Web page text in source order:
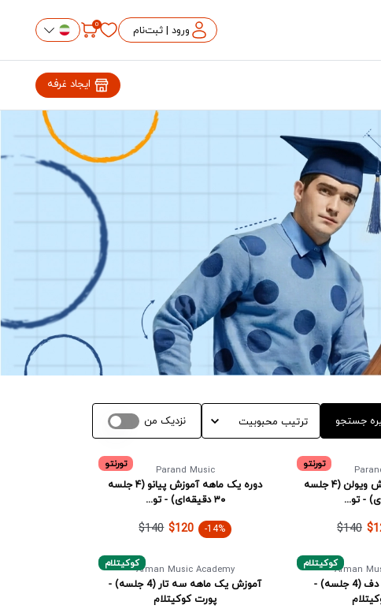
ورود | ثبت‌نام 0
ایجاد غرفه
جستجو نزدیک من
تورنتو
دوره یک ماهه آموزش ویولن (۴ جلسه
$140
تورنتو Parand Music
دوره یک ماهه آموزش پیانو (۴ جلسه
۳۰ دقیقه‌ای) - تو...
$140 $120 -14%
کوکیتلامArman
آموزش یک ماهه دف (4 جلسه) -
کوکیتلامArman Music Academy
آموزش یک ماهه سه تار (4 جلسه) -
پورت کوکیتلام